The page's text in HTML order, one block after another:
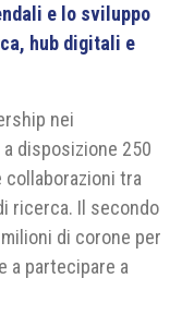
e lo sviluppo
hub digitali e
nei
disposizione 250
tra
ricerca. Il secondo
di corone per
a partecipare a